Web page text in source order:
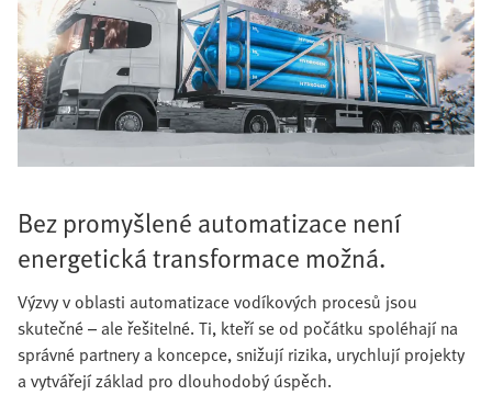
Bez promyšlené automatizace není
energetická transformace možná.
Výzvy v oblasti automatizace vodíkových procesů jsou
skutečné – ale řešitelné. Ti, kteří se od počátku spoléhají na
správné partnery a koncepce, snižují rizika, urychlují projekty
a vytvářejí základ pro dlouhodobý úspěch.